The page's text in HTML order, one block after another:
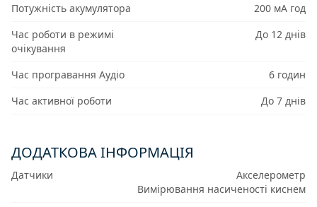
Потужність акумулятора
200 мА год
Час роботи в режимі
очікування
До 12 днів
Час програвання Аудіо
6 годин
Час активної роботи
До 7 днів
ДОДАТКОВА ІНФОРМАЦІЯ
Датчики
Акселерометр
Вимірювання насиченості киснем